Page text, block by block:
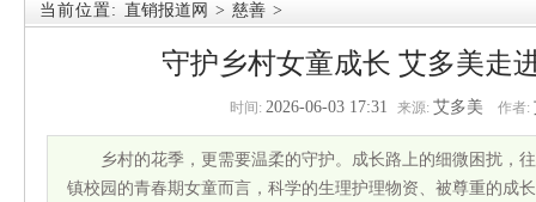
当前位置: 直销报道网 > 慈善 >
守护乡村女童成长 艾多美走
时间: 2026-06-03 17:31 来源: 艾多美 作者:
乡村的花季，更需要温柔的守护。成长路上的细微困扰，
镇校园的青春期女童而言，科学的生理护理物资、被尊重的成